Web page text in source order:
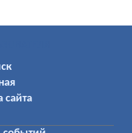
сайта